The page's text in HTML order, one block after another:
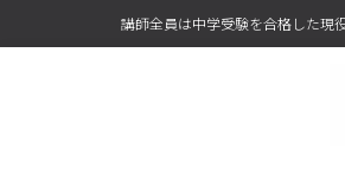
講師全員は中学受験を合格した現